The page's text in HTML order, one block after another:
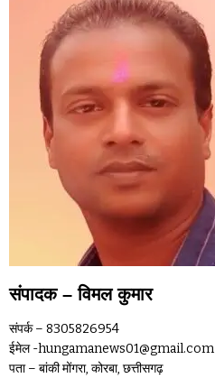
संपादक – विमल कुमार
संपर्क – 8305826954
ईमेल -hungamanews01@gmail.com
पता – बांकी मोंगरा, कोरबा, छत्तीसगढ़